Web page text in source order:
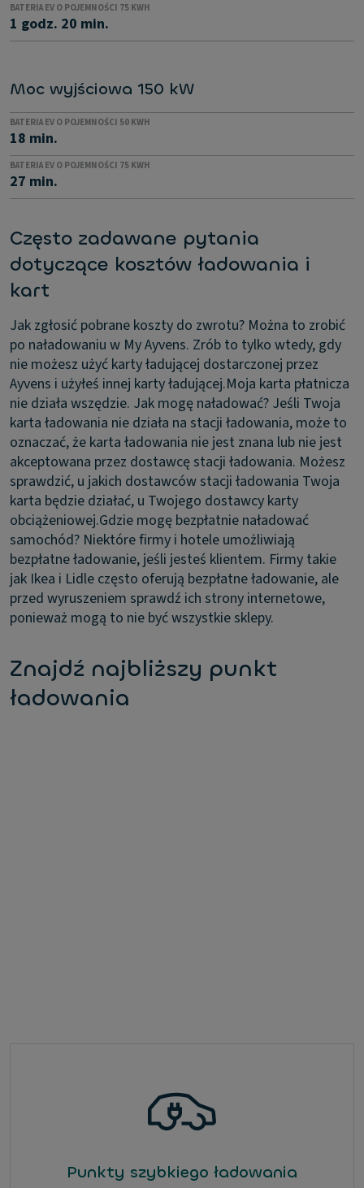
BATERIA EV O POJEMNOŚCI 75 KWH
1 godz. 20 min.
Moc wyjściowa 150 kW
BATERIA EV O POJEMNOŚCI 50 KWH
18 min.
BATERIA EV O POJEMNOŚCI 75 KWH
27 min.
Często zadawane pytania
dotyczące kosztów ładowania i
kart
Jak zgłosić pobrane koszty do zwrotu? Można to zrobić
po naładowaniu w My Ayvens. Zrób to tylko wtedy, gdy
nie możesz użyć karty ładującej dostarczonej przez
Ayvens i użyłeś innej karty ładującej.Moja karta płatnicza
nie działa wszędzie. Jak mogę naładować? Jeśli Twoja
karta ładowania nie działa na stacji ładowania, może to
oznaczać, że karta ładowania nie jest znana lub nie jest
akceptowana przez dostawcę stacji ładowania. Możesz
sprawdzić, u jakich dostawców stacji ładowania Twoja
karta będzie działać, u Twojego dostawcy karty
obciążeniowej.Gdzie mogę bezpłatnie naładować
samochód? Niektóre firmy i hotele umożliwiają
bezpłatne ładowanie, jeśli jesteś klientem. Firmy takie
jak Ikea i Lidle często oferują bezpłatne ładowanie, ale
przed wyruszeniem sprawdź ich strony internetowe,
ponieważ mogą to nie być wszystkie sklepy.
Znajdź najbliższy punkt
ładowania
Punkty szybkiego ładowania